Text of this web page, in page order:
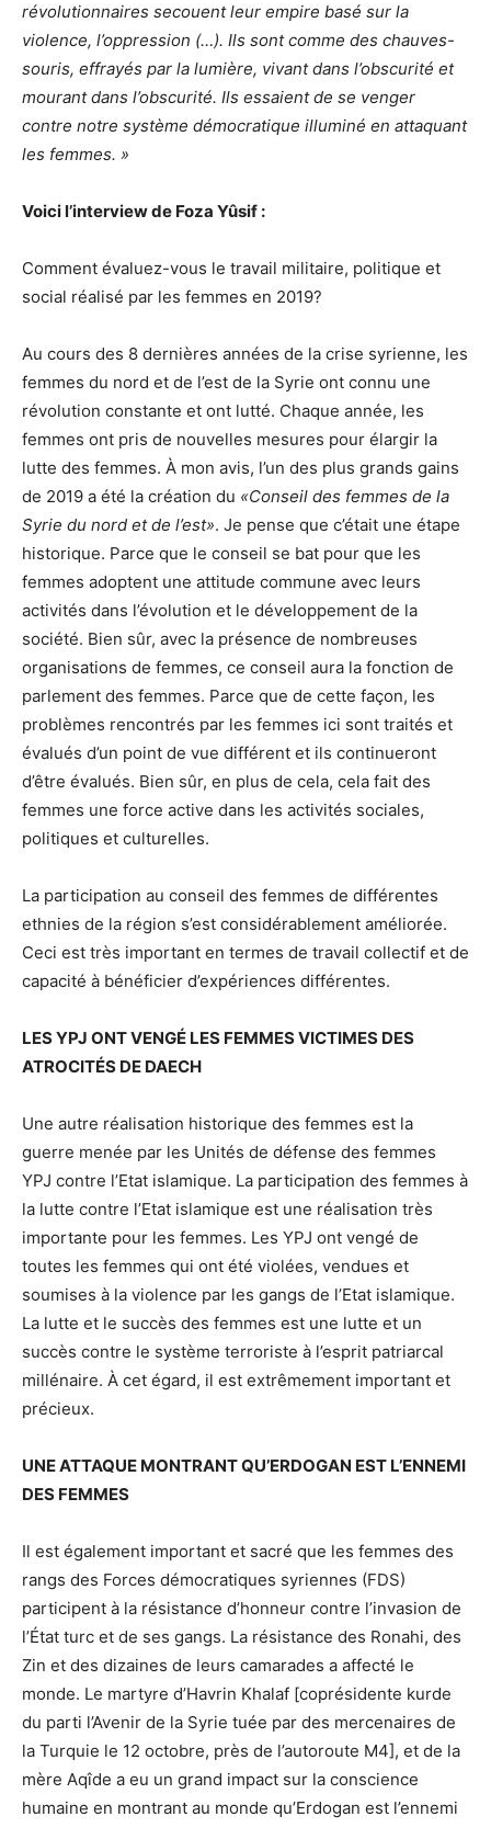
révolutionnaires secouent leur empire basé sur la
violence, l’oppression (…). Ils sont comme des chauves-
souris, effrayés par la lumière, vivant dans l’obscurité et
mourant dans l’obscurité. Ils essaient de se venger
contre notre système démocratique illuminé en attaquant
les femmes. »
Voici l’interview de Foza Yûsif :
Comment évaluez-vous le travail militaire, politique et
social réalisé par les femmes en 2019?
Au cours des 8 dernières années de la crise syrienne, les
femmes du nord et de l’est de la Syrie ont connu une
révolution constante et ont lutté. Chaque année, les
femmes ont pris de nouvelles mesures pour élargir la
lutte des femmes. À mon avis, l’un des plus grands gains
de 2019 a été la création du «Conseil des femmes de la
Syrie du nord et de l’est». Je pense que c’était une étape
historique. Parce que le conseil se bat pour que les
femmes adoptent une attitude commune avec leurs
activités dans l’évolution et le développement de la
société. Bien sûr, avec la présence de nombreuses
organisations de femmes, ce conseil aura la fonction de
parlement des femmes. Parce que de cette façon, les
problèmes rencontrés par les femmes ici sont traités et
évalués d’un point de vue différent et ils continueront
d’être évalués. Bien sûr, en plus de cela, cela fait des
femmes une force active dans les activités sociales,
politiques et culturelles.
La participation au conseil des femmes de différentes
ethnies de la région s’est considérablement améliorée.
Ceci est très important en termes de travail collectif et de
capacité à bénéficier d’expériences différentes.
LES YPJ ONT VENGÉ LES FEMMES VICTIMES DES
ATROCITÉS DE DAECH
Une autre réalisation historique des femmes est la
guerre menée par les Unités de défense des femmes
YPJ contre l’Etat islamique. La participation des femmes à
la lutte contre l’Etat islamique est une réalisation très
importante pour les femmes. Les YPJ ont vengé de
toutes les femmes qui ont été violées, vendues et
soumises à la violence par les gangs de l’Etat islamique.
La lutte et le succès des femmes est une lutte et un
succès contre le système terroriste à l’esprit patriarcal
millénaire. À cet égard, il est extrêmement important et
précieux.
UNE ATTAQUE MONTRANT QU’ERDOGAN EST L’ENNEMI
DES FEMMES
Il est également important et sacré que les femmes des
rangs des Forces démocratiques syriennes (FDS)
participent à la résistance d’honneur contre l’invasion de
l’État turc et de ses gangs. La résistance des Ronahi, des
Zin et des dizaines de leurs camarades a affecté le
monde. Le martyre d’Havrin Khalaf [coprésidente kurde
du parti l’Avenir de la Syrie tuée par des mercenaires de
la Turquie le 12 octobre, près de l’autoroute M4], et de la
mère Aqîde a eu un grand impact sur la conscience
humaine en montrant au monde qu’Erdogan est l’ennemi